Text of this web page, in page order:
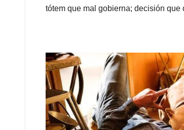
tótem que mal gobierna; decisión que